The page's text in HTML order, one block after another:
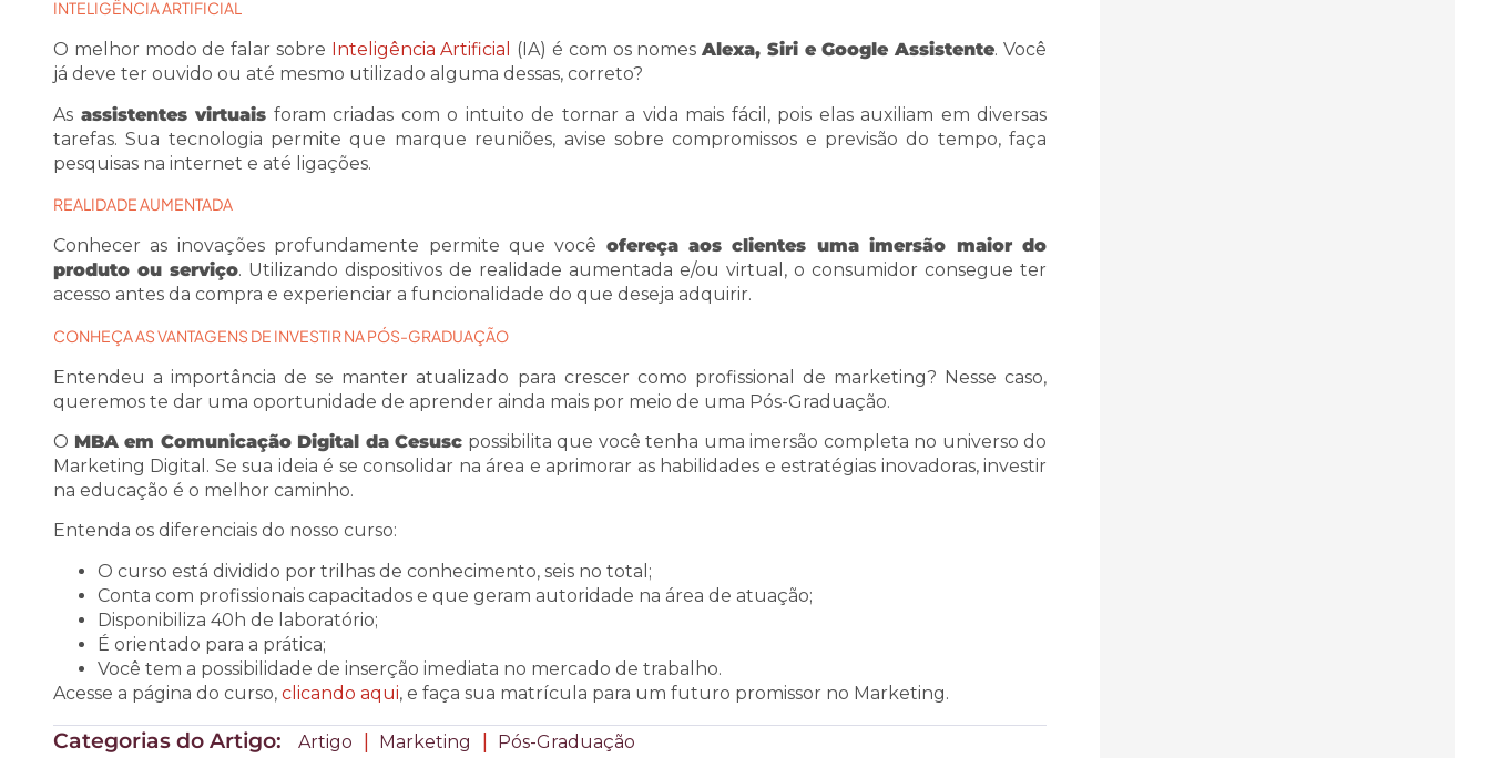
INTELIGÊNCIA ARTIFICIAL
O melhor modo de falar sobre Inteligência Artificial (IA) é com os nomesAlexa, Siri e Google Assistente. Você
já deve ter ouvido ou até mesmo utilizado alguma dessas, correto?
As assistentes virtuais foram criadas com o intuito de tornar a vida mais fácil, pois elas auxiliam em diversas
tarefas. Sua tecnologia permite que marque reuniões, avise sobre compromissos e previsão do tempo, faça
pesquisas na internet e até ligações.
REALIDADE AUMENTADA
Conhecer as inovações profundamente permite que você ofereça aos clientes uma imersão maior do
produto ou serviço. Utilizando dispositivos de realidade aumentada e/ou virtual, o consumidor consegue ter
acesso antes da compra e experienciar a funcionalidade do que deseja adquirir.
CONHEÇA AS VANTAGENS DE INVESTIR NA PÓS-GRADUAÇÃO
Entendeu a importância de se manter atualizado para crescer como profissional de marketing? Nesse caso,
queremos te dar uma oportunidade de aprender ainda mais por meio de uma Pós-Graduação.
O MBA em Comunicação Digital da Cesusc possibilita que você tenha uma imersão completa no universo do
Marketing Digital. Se sua ideia é se consolidar na área e aprimorar as habilidades e estratégias inovadoras, investir
na educação é o melhor caminho.
Entenda os diferenciais do nosso curso:
O curso está dividido por trilhas de conhecimento, seis no total;
Conta com profissionais capacitados e que geram autoridade na área de atuação;
Disponibiliza 40h de laboratório;
É orientado para a prática;
Você tem a possibilidade de inserção imediata no mercado de trabalho.
Acesse a página do curso, clicando aqui, e faça sua matrícula para um futuro promissor no Marketing.
Categorias do Artigo: Artigo | Marketing | Pós-Graduação